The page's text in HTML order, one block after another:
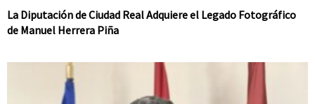
La Diputación de Ciudad Real Adquiere el Legado Fotográfico
de Manuel Herrera Piña